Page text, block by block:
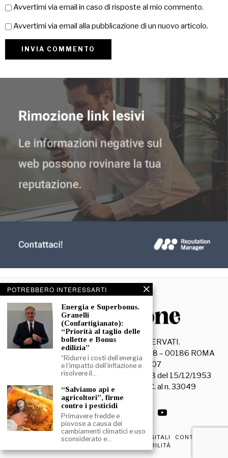
Avvertimi via email in caso di risposte al mio commento.
Avvertimi via email alla pubblicazione di un nuovo articolo.
© 2026- TUTTI I DIRITTI RISERVATI.
La Discussione S.r.l. – Piazza Capranica, 78 – 00186 ROMA
C.F. e P. IVA 15045971007
Registrazione Tribunale di Roma n. 3628 del 15/12/1953
La società editrice è iscritta al R.O.C. al n. 33049
PRIVACY & COOKIE POLICY EDIZIONI DIGITALI
CONTATTI
DICHIARAZIONE DI ACCESSIBILITÀ
POTREBBERO INTERESSARTI
Energia e Superbonus.
Granelli
(Confartigianato):
“Priorità al taglio delle
bollette e Bonus
edilizia”
“Ridurre i costi dell’energia
e l’impatto dell’inflazione e
risolvere il…
“Salviamo api e
agricoltori”, firme
contro i pesticidi
Primavere fredde e
piovose a causa dei
cambiamenti climatici e uso
sconsiderato e…